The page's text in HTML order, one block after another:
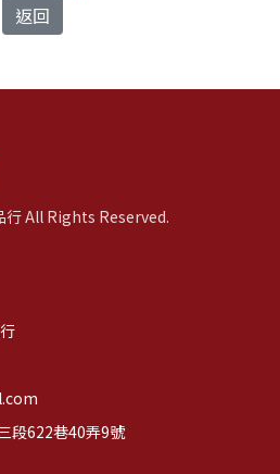
返回
All Rights Reserved.
段622巷40弄9號